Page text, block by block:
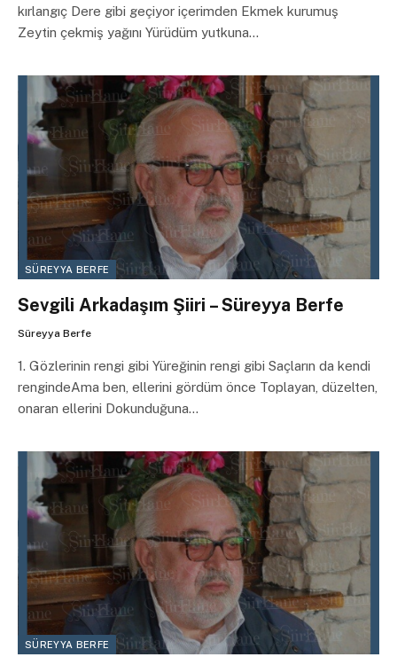
kırlangıç Dere gibi geçiyor içerimden Ekmek kurumuş
Zeytin çekmiş yağını Yürüdüm yutkuna…
SÜREYYA BERFE
Sevgili Arkadaşım Şiiri – Süreyya Berfe
Süreyya Berfe
1. Gözlerinin rengi gibi Yüreğinin rengi gibi Saçların da kendi
rengindeAma ben, ellerini gördüm önce Toplayan, düzelten,
onaran ellerini Dokunduğuna…
SÜREYYA BERFE